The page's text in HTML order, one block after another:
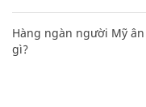
Hàng ngàn người Mỹ
gì?